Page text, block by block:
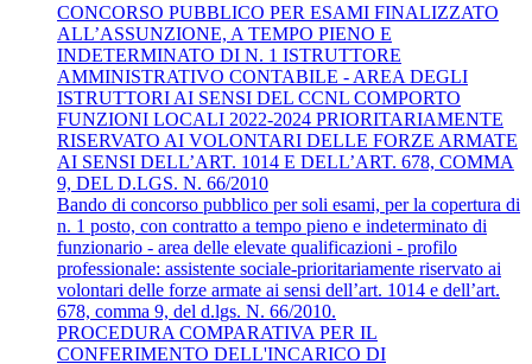
CONCORSO PUBBLICO PER ESAMI FINALIZZATO
ALL’ASSUNZIONE, A TEMPO PIENO E
INDETERMINATO DI N. 1 ISTRUTTORE
AMMINISTRATIVO CONTABILE - AREA DEGLI
ISTRUTTORI AI SENSI DEL CCNL COMPORTO
FUNZIONI LOCALI 2022-2024 PRIORITARIAMENTE
RISERVATO AI VOLONTARI DELLE FORZE ARMATE
AI SENSI DELL’ART. 1014 E DELL’ART. 678, COMMA
9, DEL D.LGS. N. 66/2010
Bando di concorso pubblico per soli esami, per la copertura di
n. 1 posto, con contratto a tempo pieno e indeterminato di
funzionario - area delle elevate qualificazioni - profilo
professionale: assistente sociale-prioritariamente riservato ai
volontari delle forze armate ai sensi dell’art. 1014 e dell’art.
678, comma 9, del d.lgs. N. 66/2010.
PROCEDURA COMPARATIVA PER IL
CONFERIMENTO DELL'INCARICO DI